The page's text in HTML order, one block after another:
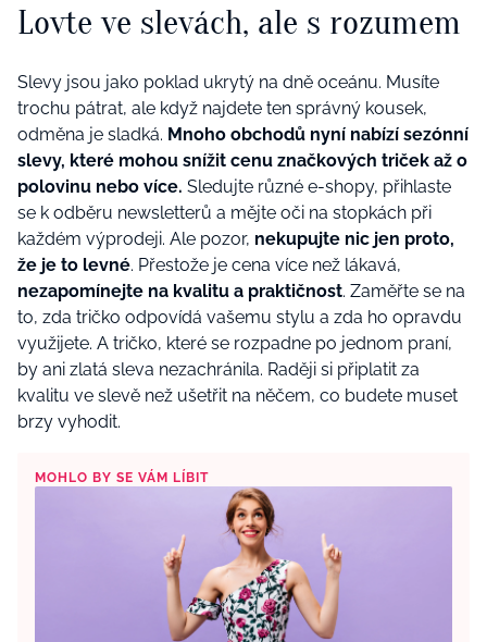
Lovte ve slevách, ale s rozumem
Slevy jsou jako poklad ukrytý na dně oceánu. Musíte
trochu pátrat, ale když najdete ten správný kousek,
odměna je sladká. Mnoho obchodů nyní nabízí sezónní
slevy, které mohou snížit cenu značkových triček až o
polovinu nebo více. Sledujte různé e-shopy, přihlaste
se k odběru newsletterů a mějte oči na stopkách při
každém výprodeji. Ale pozor, nekupujte nic jen proto,
že je to levné. Přestože je cena více než lákavá,
nezapomínejte na kvalitu a praktičnost. Zaměřte se na
to, zda tričko odpovídá vašemu stylu a zda ho opravdu
využijete. A tričko, které se rozpadne po jednom praní,
by ani zlatá sleva nezachránila. Raději si připlatit za
kvalitu ve slevě než ušetřit na něčem, co budete muset
brzy vyhodit.
MOHLO BY SE VÁM LÍBIT